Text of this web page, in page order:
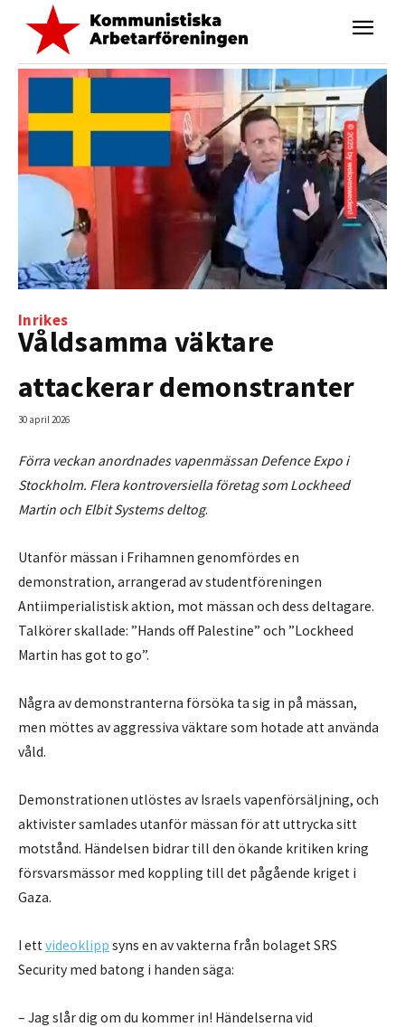
Inrikes
Våldsamma väktare
attackerar demonstranter
30 april 2026
Förra veckan anordnades vapenmässan Defence Expo i
Stockholm. Flera kontroversiella företag som Lockheed
Martin och Elbit Systems deltog.
Utanför mässan i Frihamnen genomfördes en
demonstration, arrangerad av studentföreningen
Antiimperialistisk aktion, mot mässan och dess deltagare.
Talkörer skallade: ”Hands off Palestine” och ”Lockheed
Martin has got to go”.
Några av demonstranterna försöka ta sig in på mässan,
men möttes av aggressiva väktare som hotade att använda
våld.
Demonstrationen utlöstes av Israels vapenförsäljning, och
aktivister samlades utanför mässan för att uttrycka sitt
motstånd. Händelsen bidrar till den ökande kritiken kring
försvarsmässor med koppling till det pågående kriget i
Gaza.
I ett videoklipp syns en av vakterna från bolaget SRS
Security med batong i handen säga:
– Jag slår dig om du kommer in! Händelserna vid